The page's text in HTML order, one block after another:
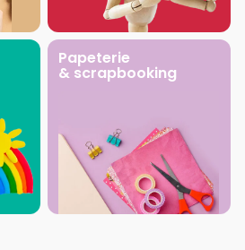
Papeterie
& scrapbooking